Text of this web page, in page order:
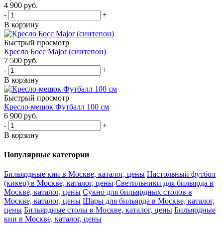
4 900 руб.
-
+
В корзину
Быстрый просмотр
Кресло Босс Major (синтепон)
7 500 руб.
-
+
В корзину
Быстрый просмотр
Кресло-мешок Футбалл 100 см
6 900 руб.
-
+
В корзину
Популярные категории
Бильярдные кии в Москве, каталог, цены Настольный футбол
(кикер) в Москве, каталог, цены Светильники для бильярда в
Москве, каталог, цены Сукно для бильярдных столов в
Москве, каталог, цены Шары для бильярда в Москве, каталог,
цены Бильярдные столы в Москве, каталог, цены Бильярдные
кии в Москве, каталог, цены